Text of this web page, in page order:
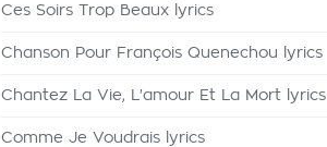
Ces Soirs Trop Beaux lyrics
Chanson Pour François Quenechou lyrics
Chantez La Vie, L'amour Et La Mort lyrics
Comme Je Voudrais lyrics